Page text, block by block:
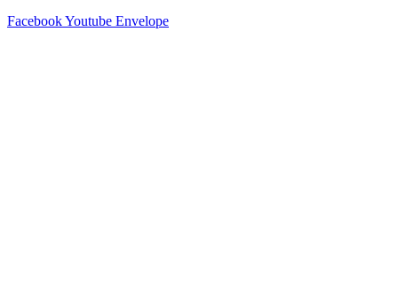
FacebookYoutube Envelope